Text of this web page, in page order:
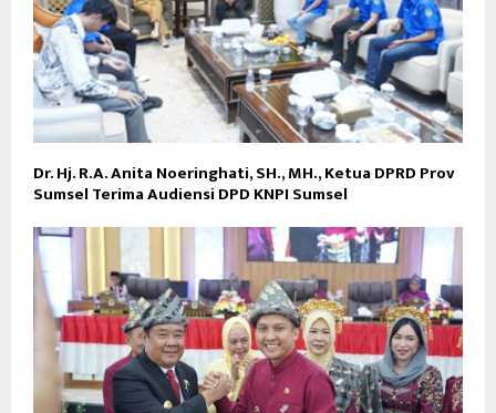
Dr. Hj. R.A. Anita Noeringhati, SH., MH., Ketua DPRD Prov
Sumsel Terima Audiensi DPD KNPI Sumsel